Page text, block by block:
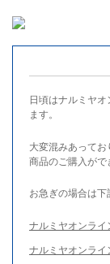
日頃はナルミヤ
ます。
大変混みあって
商品のご購入がで
お急ぎの場合は下
ナルミヤオンライ
ナルミヤオンラ